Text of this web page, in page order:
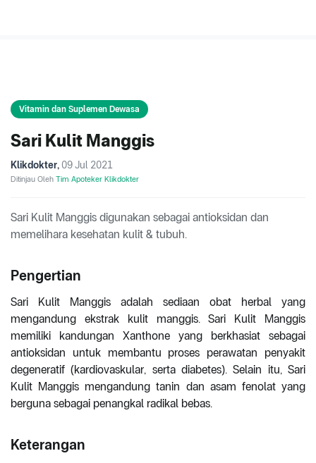
Vitamin dan Suplemen Dewasa
Sari Kulit Manggis
Klikdokter, 09 Jul 2021
Ditinjau Oleh Tim Apoteker Klikdokter
Sari Kulit Manggis digunakan sebagai antioksidan dan
memelihara kesehatan kulit & tubuh.
Pengertian
Sari Kulit Manggis adalah sediaan obat herbal yang
mengandung ekstrak kulit manggis. Sari Kulit Manggis
memiliki kandungan Xanthone yang berkhasiat sebagai
antioksidan untuk membantu proses perawatan penyakit
degeneratif (kardiovaskular, serta diabetes). Selain itu, Sari
Kulit Manggis mengandung tanin dan asam fenolat yang
berguna sebagai penangkal radikal bebas.
Keterangan